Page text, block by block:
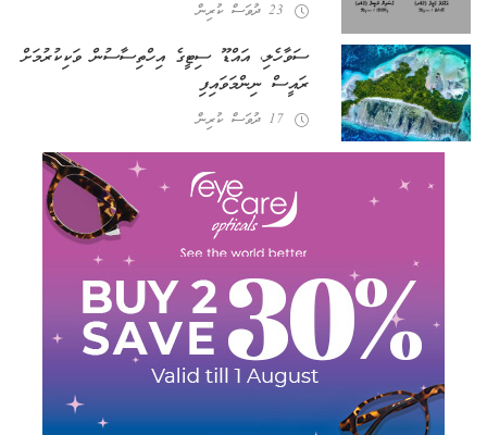
23 ދުވަސް ކުރިން
ސަވާހެލި، އައްޑޫ ސިޓީގެ އިހްތިސާސުން ވަކިކުރުމަށް
ރައީސް ނިންމަވައިފި
17 ދުވަސް ކުރިން